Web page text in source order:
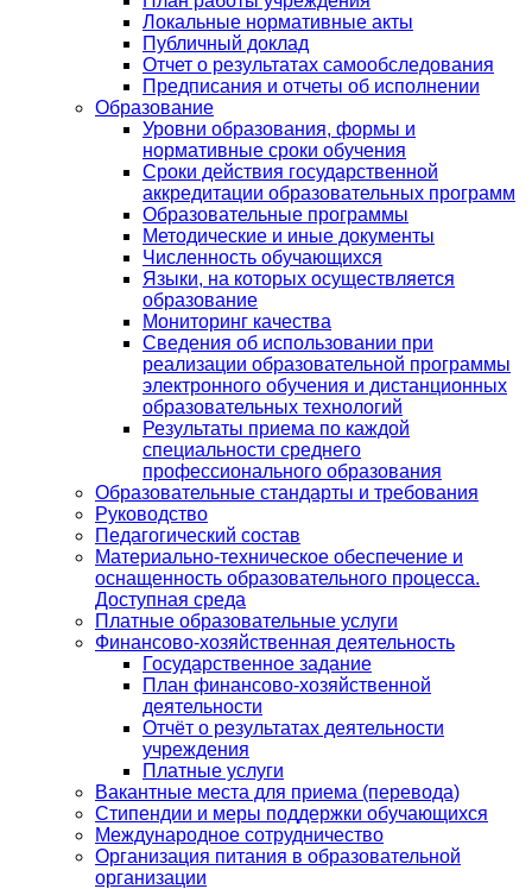
Локальные нормативные акты
Публичный доклад
Отчет о результатах самообследования
Предписания и отчеты об исполнении
Образование
Уровни образования, формы и
нормативные сроки обучения
Сроки действия государственной
аккредитации образовательных программ
Образовательные программы
Методические и иные документы
Численность обучающихся
Языки, на которых осуществляется
образование
Мониторинг качества
Сведения об использовании при
реализации образовательной программы
электронного обучения и дистанционных
образовательных технологий
Результаты приема по каждой
специальности среднего
профессионального образования
Образовательные стандарты и требования
Руководство
Педагогический состав
Материально-техническое обеспечение и
оснащенность образовательного процесса.
Доступная среда
Платные образовательные услуги
Финансово-хозяйственная деятельность
Государственное задание
План финансово-хозяйственной
деятельности
Отчёт о результатах деятельности
учреждения
Платные услуги
Вакантные места для приема (перевода)
Стипендии и меры поддержки обучающихся
Международное сотрудничество
Организация питания в образовательной
организации